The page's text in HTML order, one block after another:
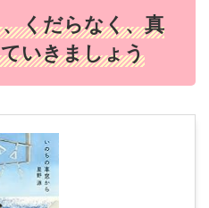
くだらなく、真
いきましょう